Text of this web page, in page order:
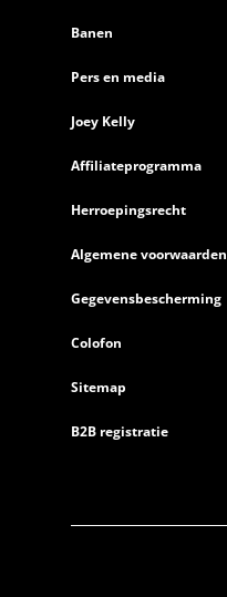
Banen
Pers en media
Joey Kelly
Affiliateprogramma
Herroepingsrecht
Algemene voorwaarden
Gegevensbescherming
Colofon
Sitemap
B2B registratie